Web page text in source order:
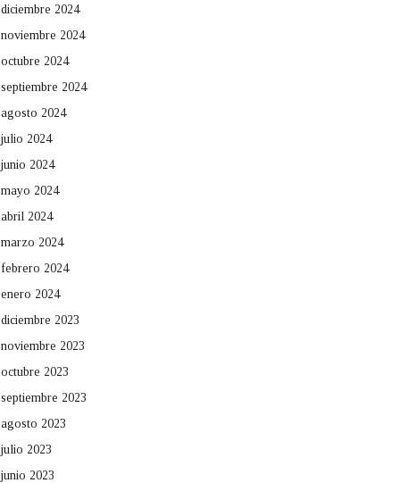
diciembre 2024
noviembre 2024
octubre 2024
septiembre 2024
agosto 2024
julio 2024
junio 2024
mayo 2024
abril 2024
marzo 2024
febrero 2024
enero 2024
diciembre 2023
noviembre 2023
octubre 2023
septiembre 2023
agosto 2023
julio 2023
junio 2023